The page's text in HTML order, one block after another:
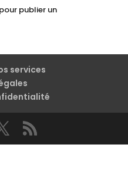
publier un
services